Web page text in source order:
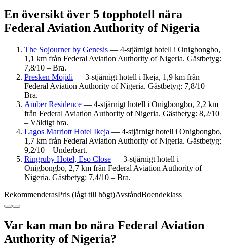
En översikt över 5 topphotell nära
Federal Aviation Authority of Nigeria
The Sojourner by Genesis — 4-stjärnigt hotell i Onigbongbo,
1,1 km från Federal Aviation Authority of Nigeria. Gästbetyg:
7,8/10 – Bra.
Presken Mojidi — 3-stjärnigt hotell i Ikeja, 1,9 km från
Federal Aviation Authority of Nigeria. Gästbetyg: 7,8/10 –
Bra.
Amber Residence — 4-stjärnigt hotell i Onigbongbo, 2,2 km
från Federal Aviation Authority of Nigeria. Gästbetyg: 8,2/10
– Väldigt bra.
Lagos Marriott Hotel Ikeja — 4-stjärnigt hotell i Onigbongbo,
1,7 km från Federal Aviation Authority of Nigeria. Gästbetyg:
9,2/10 – Underbart.
Ringruby Hotel, Eso Close — 3-stjärnigt hotell i
Onigbongbo, 2,7 km från Federal Aviation Authority of
Nigeria. Gästbetyg: 7,4/10 – Bra.
RekommenderasPris (lågt till högt)AvståndBoendeklass
Var kan man bo nära Federal Aviation
Authority of Nigeria?